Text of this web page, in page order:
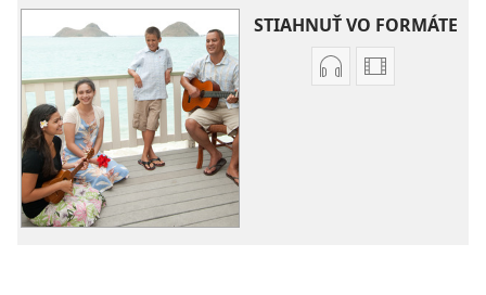
STIAHNUŤ VO FORMÁTE
MožnostiMožnosti